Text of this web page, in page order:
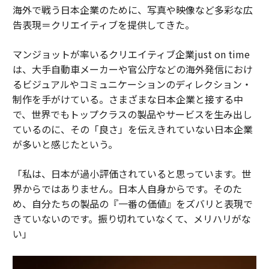
海外で戦う日本企業のために、写真や映像など多彩な広
告表現＝クリエイティブを提供してきた。
マンジョットが率いるクリエイティブ企業just on time
は、大手自動車メーカーや官公庁などの海外発信におけ
るビジュアルやコミュニケーションのディレクション・
制作を手がけている。さまざまな日本企業と接する中
で、世界でもトップクラスの製品やサービスを生み出し
ているのに、その「良さ」を伝えきれていない日本企業
が多いと感じたという。
「私は、日本が過小評価されていると思っています。世
界からではありません。日本人自身からです。そのた
め、自分たちの製品の『一番の価値』をズバリと表現で
きていないのです。振り切れていなくて、メリハリがな
い」